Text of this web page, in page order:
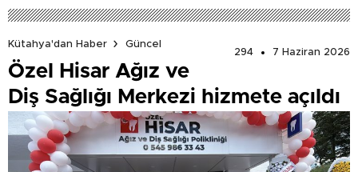
Kütahya'dan Haber
Güncel
294
7 Haziran 2026
Özel Hisar Ağız ve
Diş Sağlığı Merkezi hizmete açıldı